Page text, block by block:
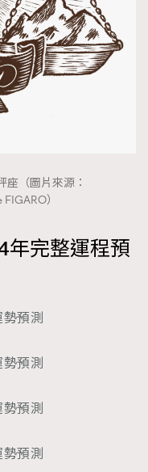
（圖片來源：
）
年完整運程預
預測
預測
預測
預測